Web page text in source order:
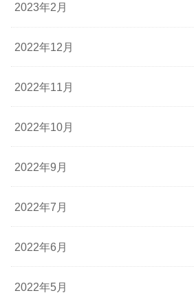
2023年2月
2022年12月
2022年11月
2022年10月
2022年9月
2022年7月
2022年6月
2022年5月